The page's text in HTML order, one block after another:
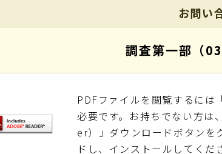
お問い
調査第一部（
PDFファイルを閲覧するに
必要です。お持ちでない方
er）」ダウンロードボタンを
ドし、インストールしてくだ